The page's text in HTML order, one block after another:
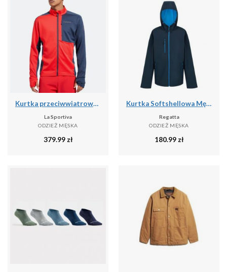
Kurtka przeciwwiatrowa męska La Sportiva True North
La Sportiva
ODZIEŻ MĘSKA
379.99zł
Kurtka Softshellowa Męska 2 Warstwy
Regatta
ODZIEŻ MĘSKA
180.99zł